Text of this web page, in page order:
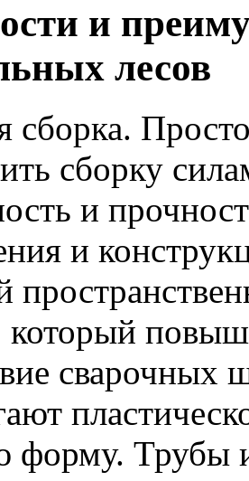
и
лесов
сборка.
сборку
и
и
который
сварочных
Трубы